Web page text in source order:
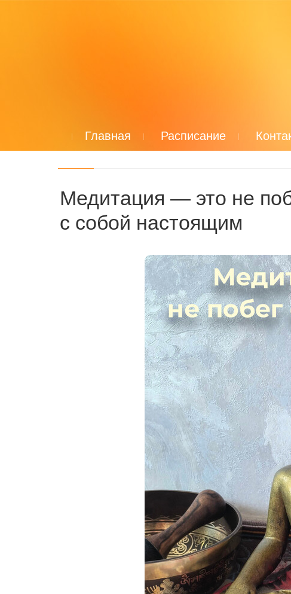
Главная Расписание
Медитация — это не
с собой настоящим